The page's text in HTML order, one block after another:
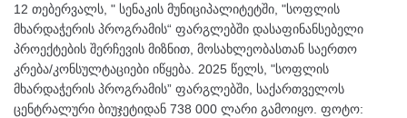
12 თებერვალს, " სენაკის მუნიციპალიტეტში, "სოფლის
მხარდაჭერის პროგრამის“ ფარგლებში დასაფინანსებელი
პროექტების შერჩევის მიზნით, მოსახლეობასთან საერთო
კრება/კონსულტაციები იწყება. 2025 წელს, "სოფლის
მხარდაჭერის პროგრამის” ფარგლებში, საქართველოს
ცენტრალური ბიუჯეტიდან 738 000 ლარი გამოიყო. ფოტო: